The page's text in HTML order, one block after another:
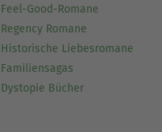
Feel-Good-Romane
Regency Romane
Historische Liebesromane
Familiensagas
Dystopie Bücher